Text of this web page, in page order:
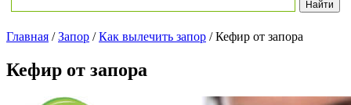
Главная /Запор /Как вылечить запор /Кефир от запора
Кефир от запора